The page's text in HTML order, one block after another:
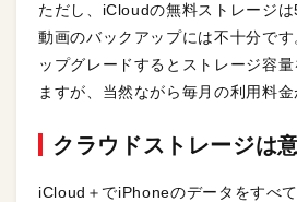
ただし、iCloudの無料ストレージ
動画のバックアップには不十分で
ップグレードするとストレージ容
ますが、当然ながら毎月の利用料金
クラウドストレージは
iCloud＋でiPhoneのデータをすべ